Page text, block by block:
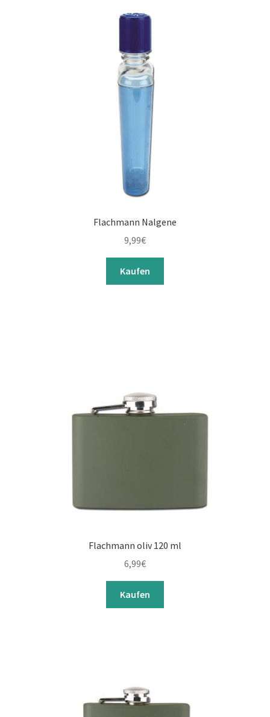
Flachmann Nalgene
9,99€
Kaufen
Flachmann oliv 120 ml
6,99€
Kaufen